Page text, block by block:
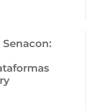
Senacon: